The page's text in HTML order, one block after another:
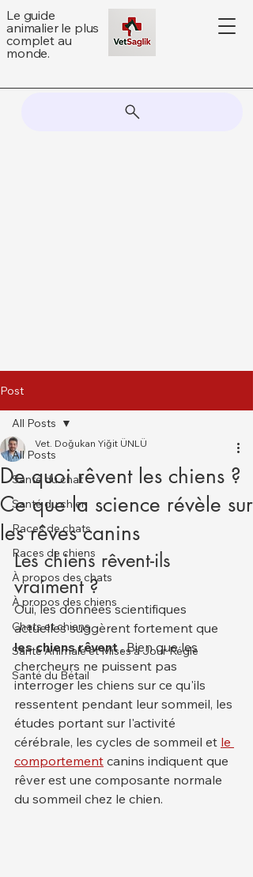
Le guide
animalier le plus
complet au
monde.
Post
All Posts
Santé du chat
Santé du chien
Races de chats
Races de chiens
À propos des chats
À propos des chiens
Chats et chiens
Santé Animale et Mises à Jour Régle
Santé du Bétail
All Posts
De quoi rêvent les chiens ?
Ce que la science révèle sur
les rêves canins
Vet. Doğukan Yiğit ÜNLÜ
Les chiens rêvent-ils
vraiment ?
Oui, les données scientifiques
actuelles suggèrent fortement que
les chiens rêvent . Bien que les
chercheurs ne puissent pas
interroger les chiens sur ce qu'ils
ressentent pendant leur sommeil, les
études portant sur l'activité
cérébrale, les cycles de sommeil et le
comportement canins indiquent que
rêver est une composante normale
du sommeil chez le chien.